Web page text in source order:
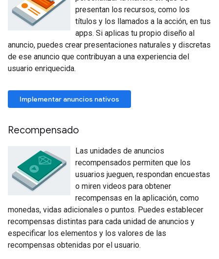
presentan los recursos, como los
títulos y los llamados a la acción, en tus
apps. Si aplicas tu propio diseño al
anuncio, puedes crear presentaciones naturales y discretas
de ese anuncio que contribuyan a una experiencia del
usuario enriquecida.
Implementar anuncios nativos
Recompensado
Las unidades de anuncios
recompensados permiten que los
usuarios jueguen, respondan encuestas
o miren videos para obtener
recompensas en la aplicación, como
monedas, vidas adicionales o puntos. Puedes establecer
recompensas distintas para cada unidad de anuncios y
especificar los elementos y los valores de las
recompensas obtenidas por el usuario.